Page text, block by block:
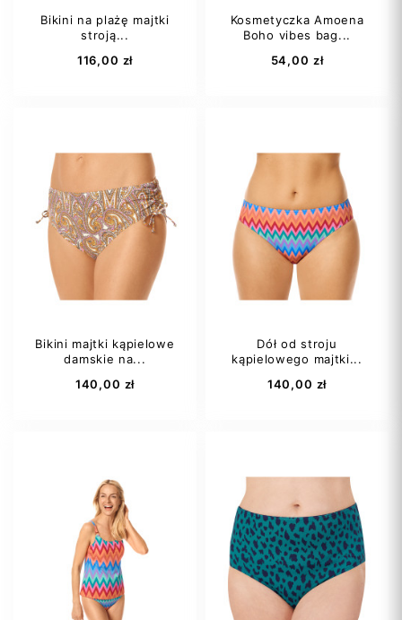
Dodaj do koszyka Dodaj do koszyka
Bikini na plażę majtki
stroją...
116,00 zł
36 38 42
Dodaj do koszyka
Kosmetyczka Amoena
Boho vibes bag...
54,00 zł
Dodaj do koszyka
Bikini majtki kąpielowe
damskie na...
140,00 zł
40
Dół od stroju
kąpielowego majtki...
140,00 zł
36